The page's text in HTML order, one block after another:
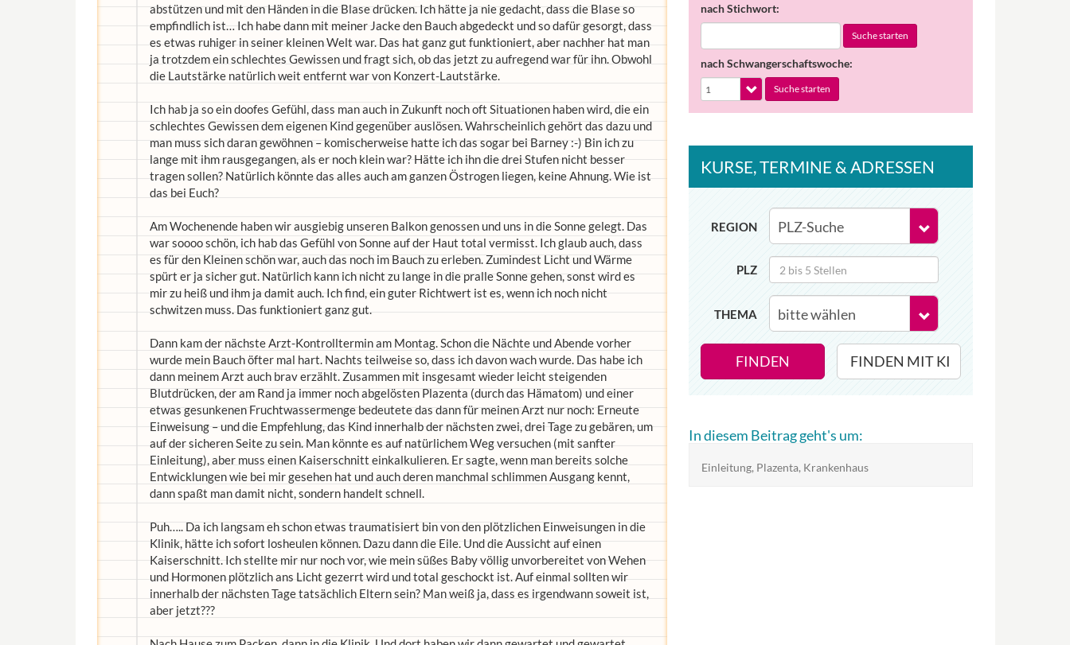
abstützen und mit den Händen in die Blase drücken. Ich hätte ja nie gedacht, dass die Blase so
empfindlich ist… Ich habe dann mit meiner Jacke den Bauch abgedeckt und so dafür gesorgt, dass
es etwas ruhiger in seiner kleinen Welt war. Das hat ganz gut funktioniert, aber nachher hat man
ja trotzdem ein schlechtes Gewissen und fragt sich, ob das jetzt zu aufregend war für ihn. Obwohl
die Lautstärke natürlich weit entfernt war von Konzert-Lautstärke.
Ich hab ja so ein doofes Gefühl, dass man auch in Zukunft noch oft Situationen haben wird, die ein
schlechtes Gewissen dem eigenen Kind gegenüber auslösen. Wahrscheinlich gehört das dazu und
man muss sich daran gewöhnen – komischerweise hatte ich das sogar bei Barney :-) Bin ich zu
lange mit ihm rausgegangen, als er noch klein war? Hätte ich ihn die drei Stufen nicht besser
tragen sollen? Natürlich könnte das alles auch am ganzen Östrogen liegen, keine Ahnung. Wie ist
das bei Euch?
Am Wochenende haben wir ausgiebig unseren Balkon genossen und uns in die Sonne gelegt. Das
war soooo schön, ich hab das Gefühl von Sonne auf der Haut total vermisst. Ich glaub auch, dass
es für den Kleinen schön war, auch das noch im Bauch zu erleben. Zumindest Licht und Wärme
spürt er ja sicher gut. Natürlich kann ich nicht zu lange in die pralle Sonne gehen, sonst wird es
mir zu heiß und ihm ja damit auch. Ich find, ein guter Richtwert ist es, wenn ich noch nicht
schwitzen muss. Das funktioniert ganz gut.
Dann kam der nächste Arzt-Kontrolltermin am Montag. Schon die Nächte und Abende vorher
wurde mein Bauch öfter mal hart. Nachts teilweise so, dass ich davon wach wurde. Das habe ich
dann meinem Arzt auch brav erzählt. Zusammen mit insgesamt wieder leicht steigenden
Blutdrücken, der am Rand ja immer noch abgelösten Plazenta (durch das Hämatom) und einer
etwas gesunkenen Fruchtwassermenge bedeutete das dann für meinen Arzt nur noch: Erneute
Einweisung – und die Empfehlung, das Kind innerhalb der nächsten zwei, drei Tage zu gebären, um
auf der sicheren Seite zu sein. Man könnte es auf natürlichem Weg versuchen (mit sanfter
Einleitung), aber muss einen Kaiserschnitt einkalkulieren. Er sagte, wenn man bereits solche
Entwicklungen wie bei mir gesehen hat und auch deren manchmal schlimmen Ausgang kennt,
dann spaßt man damit nicht, sondern handelt schnell.
Puh….. Da ich langsam eh schon etwas traumatisiert bin von den plötzlichen Einweisungen in die
Klinik, hätte ich sofort losheulen können. Dazu dann die Eile. Und die Aussicht auf einen
Kaiserschnitt. Ich stellte mir nur noch vor, wie mein süßes Baby völlig unvorbereitet von Wehen
und Hormonen plötzlich ans Licht gezerrt wird und total geschockt ist. Auf einmal sollten wir
innerhalb der nächsten Tage tatsächlich Eltern sein? Man weiß ja, dass es irgendwann soweit ist,
aber jetzt???
nach Stichwort:
Suche starten
nach Schwangerschaftswoche:
Suche starten
KURSE, TERMINE & ADRESSEN
REGION
PLZ
THEMA
FINDEN FINDEN MIT KI
In diesem Beitrag geht's um:
Einleitung, Plazenta, Krankenhaus